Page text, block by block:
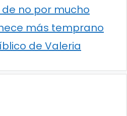
de no por mucho
más temprano
de Valeria